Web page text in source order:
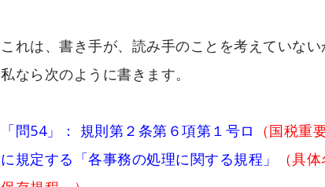
これは、書き手が、読み手のことを考えていない
私なら次のように書きます。
「問54」： 規則第２条第６項第１号ロ
（国税重
に規定する「各事務の処理に関する規程」
（具